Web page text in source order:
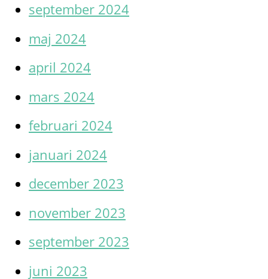
september 2024
maj 2024
april 2024
mars 2024
februari 2024
januari 2024
december 2023
november 2023
september 2023
juni 2023